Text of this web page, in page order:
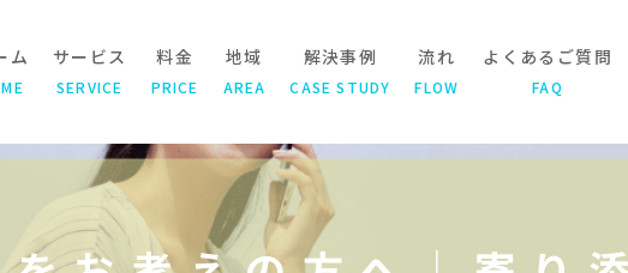
ム サービス
SERVICE
料金
PRICE
地域
AREA
解決事例
CASE STUDY
流れ
FLOW
よくあるご質問
FAQ